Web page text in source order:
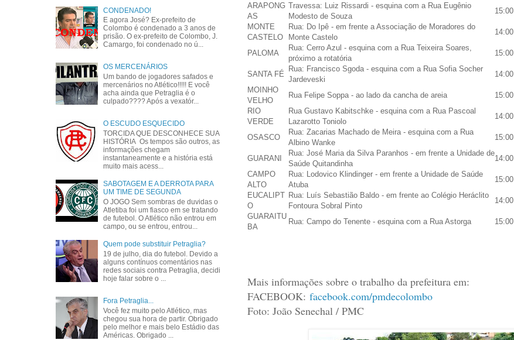
ARAPONG
AS
Travessa: Luiz Rissardi - esquina com a Rua Eugênio
Modesto de Souza
15:00
MONTE
CASTELO
Rua: Do Ipê - em frente a Associação de Moradores do
Monte Castelo
14:00
PALOMA
Rua: Cerro Azul - esquina com a Rua Teixeira Soares,
próximo a rotatória
15:00
SANTA FÉ
Rua: Francisco Sgoda - esquina com a Rua Sofia Socher
Jardeveski
14:00
MOINHO
VELHO
Rua Felipe Soppa - ao lado da cancha de areia 15:00
RIO
VERDE
Rua Gustavo Kabitschke - esquina com a Rua Pascoal
Lazarotto Toniolo
14:00
OSASCO
Rua: Zacarias Machado de Meira - esquina com a Rua
Albino Wanke
15:00
GUARANI
Rua: José Maria da Silva Paranhos - em frente a Unidade de
Saúde Quitandinha
14:00
CAMPO
ALTO
Rua: Lodovico Klindinger - em frente a Unidade de Saúde
Atuba
15:00
EUCALIPT
O
Rua: Luís Sebastião Baldo - em frente ao Colégio Heráclito
Fontoura Sobral Pinto
14:00
GUARAITU
BA
Rua: Campo do Tenente - esquina com a Rua Astorga 15:00
Mais informações sobre o trabalho da prefeitura em:
FACEBOOK: facebook.com/pmdecolombo
Foto: João Senechal / PMC
CONDENADO!
E agora José? Ex-prefeito de
Colombo é condenado a 3 anos de
prisão. O ex-prefeito de Colombo, J.
Camargo, foi condenado no ú...
OS MERCENÁRIOS
Um bando de jogadores safados e
mercenários no Atlético!!!!! E você
acha ainda que Petraglia é o
culpado???? Após a vexatór...
O ESCUDO ESQUECIDO
TORCIDA QUE DESCONHECE SUA
HISTÓRIA Os tempos são outros, as
informações chegam
instantaneamente e a história está
muito mais acess...
SABOTAGEM E A DERROTA PARA
UM TIME DE SEGUNDA
O JOGO Sem sombras de duvidas o
Atletiba foi um fiasco em se tratando
de futebol. O Atlético não entrou em
campo, ou se entrou, entrou...
Quem pode substituir Petraglia?
19 de julho, dia do futebol. Devido a
alguns contínuos comentários nas
redes sociais contra Petraglia, decidi
hoje falar sobre o ...
Fora Petraglia...
Você fez muito pelo Atlético, mas
chegou sua hora de partir. Obrigado
pelo melhor e mais belo Estádio das
Américas. Obrigado ...